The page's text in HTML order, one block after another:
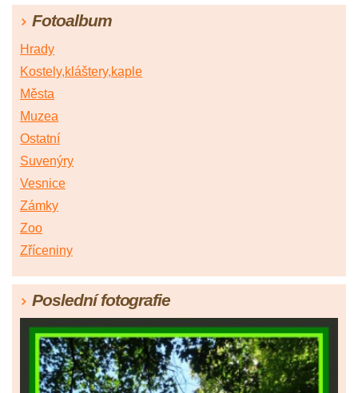
Fotoalbum
Hrady
Kostely,kláštery,kaple
Města
Muzea
Ostatní
Suvenýry
Vesnice
Zámky
Zoo
Zříceniny
Poslední fotografie